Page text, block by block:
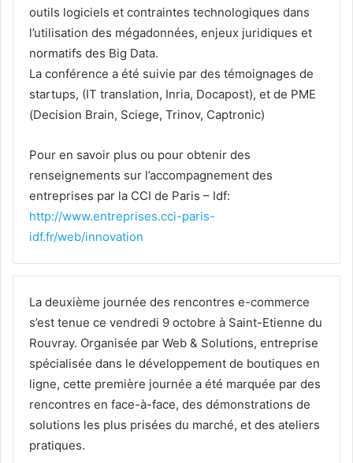
outils logiciels et contraintes technologiques dans
l’utilisation des mégadonnées, enjeux juridiques et
normatifs des Big Data.
La conférence a été suivie par des témoignages de
startups, (IT translation, Inria, Docapost), et de PME
(Decision Brain, Sciege, Trinov, Captronic)
Pour en savoir plus ou pour obtenir des
renseignements sur l’accompagnement des
entreprises par la CCI de Paris – Idf:
http://www.entreprises.cci-paris-
idf.fr/web/innovation
La deuxième journée des rencontres e-commerce
s’est tenue ce vendredi 9 octobre à Saint-Etienne du
Rouvray. Organisée par Web & Solutions, entreprise
spécialisée dans le développement de boutiques en
ligne, cette première journée a été marquée par des
rencontres en face-à-face, des démonstrations de
solutions les plus prisées du marché, et des ateliers
pratiques.